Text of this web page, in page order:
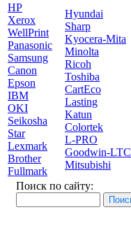
HP
Xerox
WellPrint
Panasonic
Samsung
Canon
Epson
IBM
OKI
Seikosha
Star
Lexmark
Brother
Fullmark
Hyundai
Sharp
Kyocera-Mita
Minolta
Ricoh
Toshiba
CartEco
Lasting
Katun
Colortek
L-PRO
Goodwin-LTC
Mitsubishi
Поиск по сайту: